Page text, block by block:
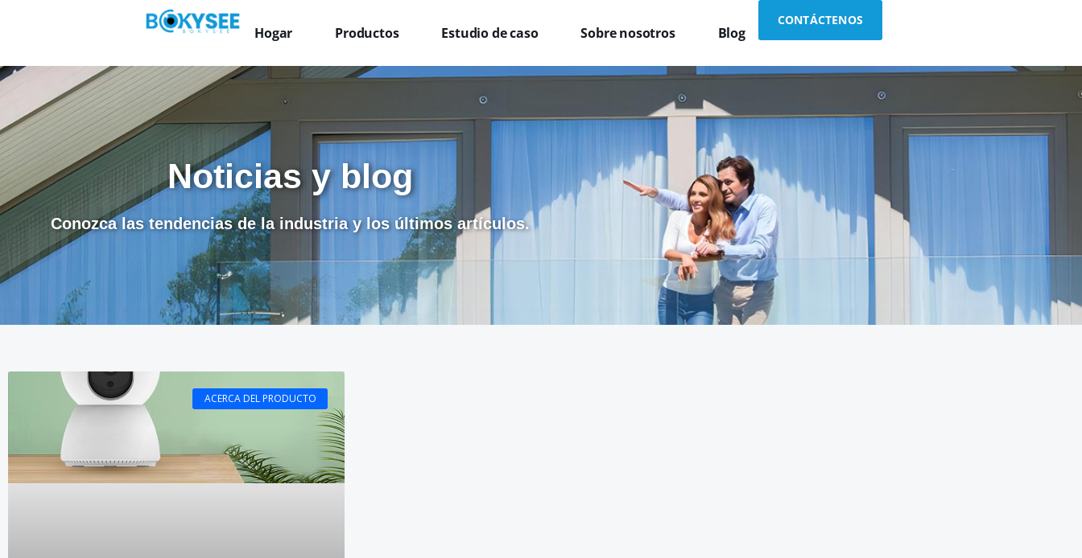
Hogar Productos Estudio de caso Sobre nosotros Blog
CONTÁCTENOS
Noticias y blog
Conozca las tendencias de la industria y los últimos artículos.
ACERCA DEL PRODUCTO